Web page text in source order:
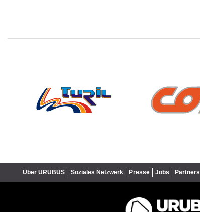
Über URUBUS Soziales Netzwerk Presse Jobs Partners